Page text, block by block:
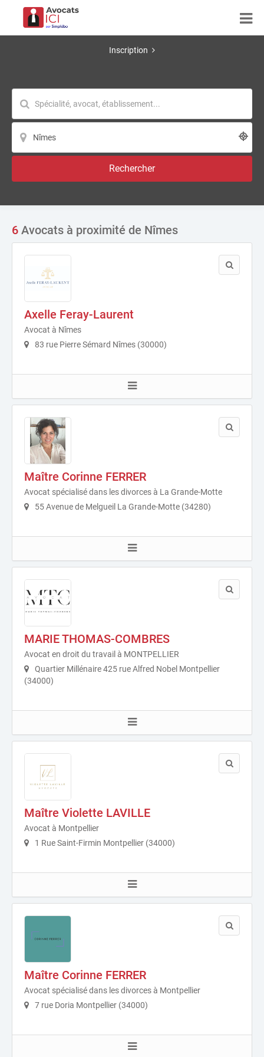
Inscription
Rechercher
6 Avocats à proximité de Nîmes
Axelle Feray-Laurent
Avocat à Nîmes
83 rue Pierre Sémard Nîmes (30000)
Maître Corinne FERRER
Avocat spécialisé dans les divorces à La Grande-Motte
55 Avenue de Melgueil La Grande-Motte (34280)
MARIE THOMAS-COMBRES
Avocat en droit du travail à MONTPELLIER
Quartier Millénaire 425 rue Alfred Nobel Montpellier
(34000)
Maître Violette LAVILLE
Avocat à Montpellier
1 Rue Saint-Firmin Montpellier (34000)
Maître Corinne FERRER
Avocat spécialisé dans les divorces à Montpellier
7 rue Doria Montpellier (34000)